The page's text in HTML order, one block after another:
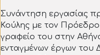
Συνάντηση εργασίας
Κούλης με τον
γραφείο του στην
ενταγμένων έργων του